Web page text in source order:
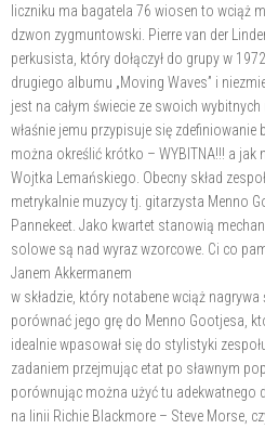
liczniku ma bagatela 76 wiosen to wciąż
dzwon zygmuntowski. Pierre van der
perkusista, który dołączył do grupy w
drugiego albumu „Moving Waves” i
jest na całym świecie ze swoich
właśnie jemu przypisuje się
można określić krótko – WYBITNA!!! a jak
Wojtka Lemańskiego. Obecny skład
metrykalnie muzycy tj. gitarzysta Menno
Pannekeet. Jako kwartet stanowią
solowe są nad wyraz wzorcowe. Ci co
Janem Akkermanem
w składzie, który notabene wciąż
porównać jego grę do Menno Gootjesa,
idealnie wpasował się do stylistyki
zadaniem przejmując etat po sławnym
porównując można użyć tu adekwatnego
na linii Richie Blackmore – Steve Morse,